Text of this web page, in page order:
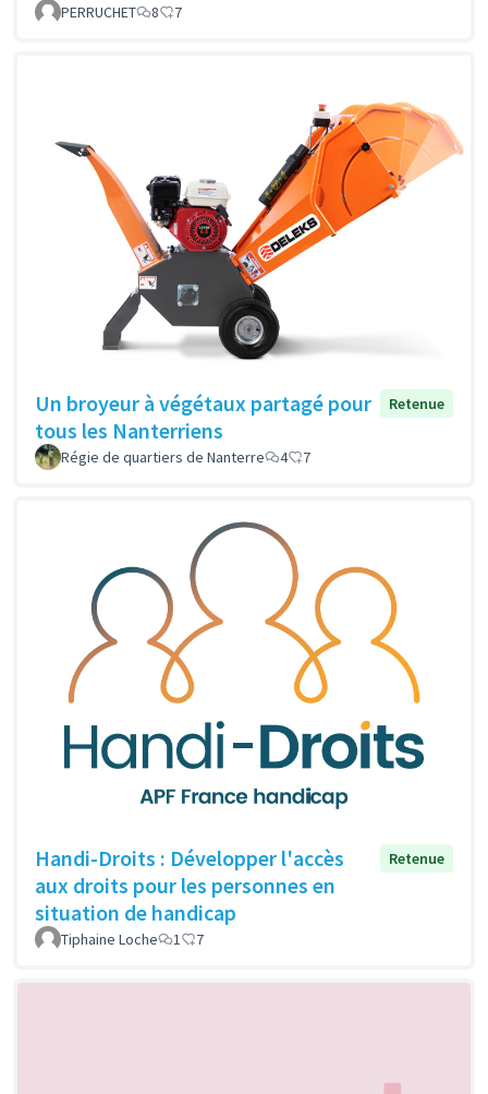
PERRUCHET 8 7
Un broyeur à végétaux partagé pour
tous les Nanterriens
Retenue
Régie de quartiers de Nanterre 4 7
Handi-Droits : Développer l'accès
aux droits pour les personnes en
situation de handicap
Retenue
Tiphaine Loche 1 7